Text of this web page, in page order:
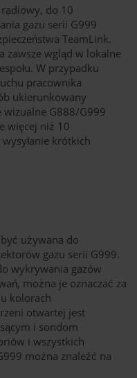
do 10
gazu serii G999
TeamLink.
zawsze wgląd w lokalne
W przypadku
pracownika
ukierunkowany
G888/G999
więcej niż 10
krótkich
używana do
gazu serii G999.
wykrywania gazów
można je oznaczać za
kolorach
otwartej jest
i sondom
i wszystkich
można znaleźć na